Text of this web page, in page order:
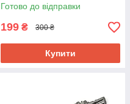
Готово до відправки
199 ₴ 300 ₴
Купити